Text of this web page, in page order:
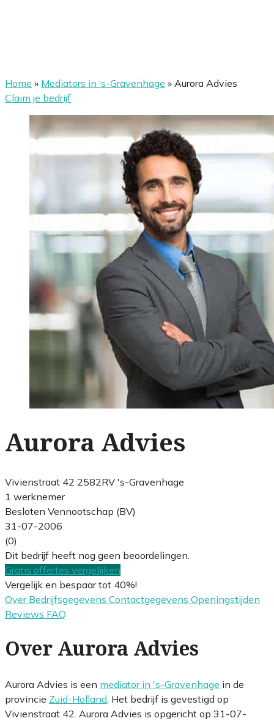
Home » Mediators in ‘s-Gravenhage » Aurora Advies
Claim je bedrijf
Aurora Advies
Vivienstraat 42 2582RV 's-Gravenhage
1 werknemer
Besloten Vennootschap (BV)
31-07-2006
(0)
Dit bedrijf heeft nog geen beoordelingen.
Gratis offertes vergelijken
Vergelijk en bespaar tot 40%!
Over Bedrijfsgegevens Contactgegevens Openingstijden
Reviews FAQ
Over Aurora Advies
Aurora Advies is een mediator in 's-Gravenhage in de
provincie Zuid-Holland . Het bedrijf is gevestigd op
Vivienstraat 42. Aurora Advies is opgericht op 31-07-